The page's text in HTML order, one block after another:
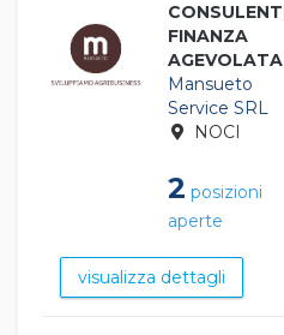
FINANZA
AGEVOLATA
Mansueto
Service SRL
NOCI
2 posizioni
aperte
visualizza dettagli